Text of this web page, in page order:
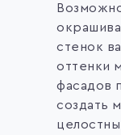
стенок
оттенки
фасадов
создать